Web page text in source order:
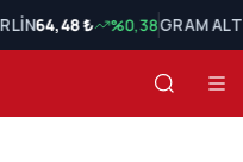
64,48 ₺ %0,38GRAM